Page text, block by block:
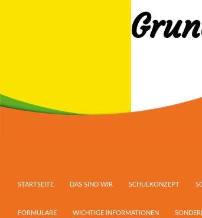
STARTSEITE
DAS SIND WIR SCHULKONZEPT
FORMULARE WICHTIGE INFORMATIONEN